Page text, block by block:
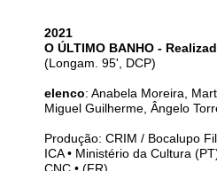
2021
O ÚLTIMO BANHO -
(Longam. 95', DCP)
elenco: Anabela Moreira,
Miguel Guilherme, Ângelo
Produção: CRIM / Bocalupo
ICA • Ministério da Cultura